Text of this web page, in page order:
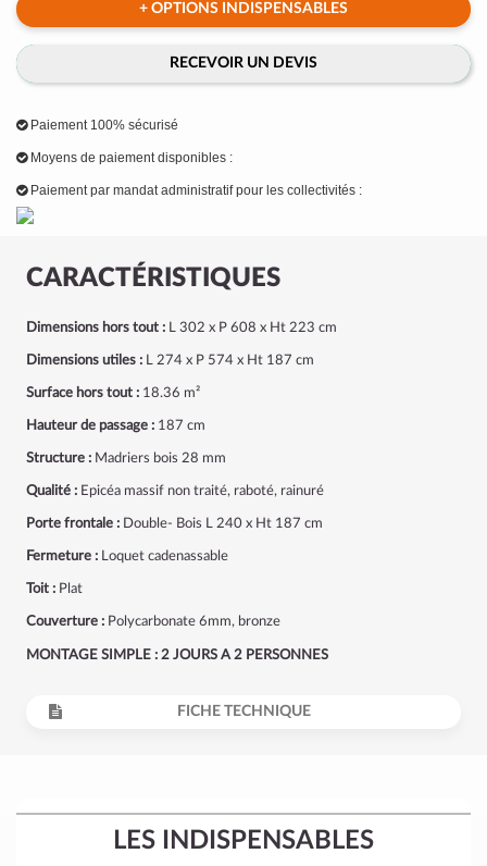
CARACTÉRISTIQUES
Dimensions hors tout : L 302 x P 608 x Ht 223 cm
Dimensions utiles : L 274 x P 574 x Ht 187 cm
Surface hors tout : 18.36 m²
Hauteur de passage : 187 cm
Structure : Madriers bois 28 mm
Qualité : Epicéa massif non traité, raboté, rainuré
Porte frontale : Double- Bois L 240 x Ht 187 cm
Fermeture : Loquet cadenassable
Toit : Plat
Couverture : Polycarbonate 6mm, bronze
MONTAGE SIMPLE : 2 JOURS A 2 PERSONNES
FICHE TECHNIQUE
+ OPTIONS INDISPENSABLES
RECEVOIR UN DEVIS
Paiement 100% sécurisé
Moyens de paiement disponibles :
Paiement par mandat administratif pour les collectivités :
LES INDISPENSABLES